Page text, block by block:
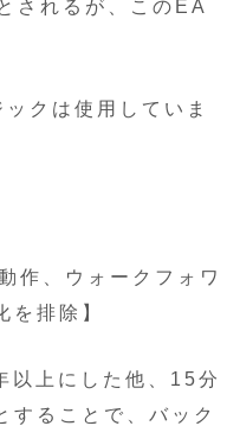
されるが、このEA
クは使用していま
作、ウォークフォワ
を排除】
以上にした他、15分
することで、バック